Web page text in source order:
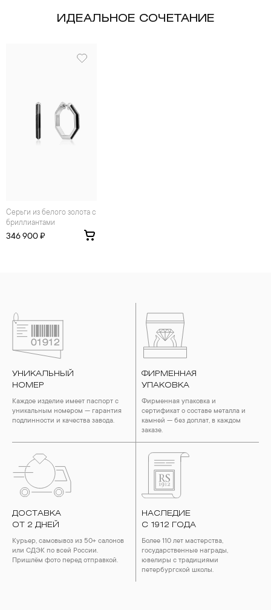
ИДЕАЛЬНОЕ СОЧЕТАНИЕ
Серьги из белого золота с
бриллиантами
346 900 ₽
УНИКАЛЬНЫЙ
НОМЕР
Каждое изделие имеет паспорт с
уникальным номером — гарантия
подлинности и качества завода.
ФИРМЕННАЯ
УПАКОВКА
Фирменная упаковка и
сертификат о составе металла и
камней — без доплат, в каждом
заказе.
ДОСТАВКА
ОТ 2 ДНЕЙ
Курьер, самовывоз из 50+ салонов
или СДЭК по всей России.
Пришлём фото перед отправкой.
НАСЛЕДИЕ
С 1912 ГОДА
Более 110 лет мастерства,
государственные награды,
ювелиры с традициями
петербургской школы.